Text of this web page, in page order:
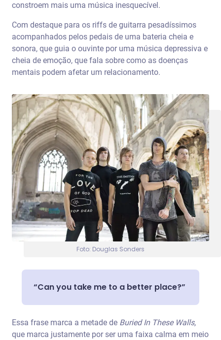
constroem mais uma música inesquecível.
Com destaque para os riffs de guitarra pesadíssimos
acompanhados pelos pedais de uma bateria cheia e
sonora, que guia o ouvinte por uma música depressiva e
cheia de emoção, que fala sobre como as doenças
mentais podem afetar um relacionamento.
Foto: Douglas Sonders
“Can you take me to a better place?”
Essa frase marca a metade de Buried In These Walls,
que marca justamente por ser uma faixa calma em meio